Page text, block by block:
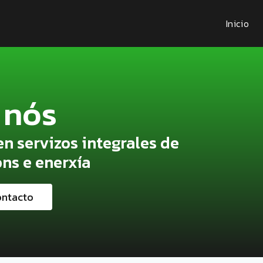
Inicio
servizos integrales de
e enerxía